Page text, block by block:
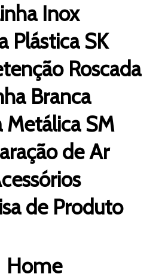
Inox
Plástica SK
Roscada
Branca
Metálica SM
de Ar
de Produto
Home